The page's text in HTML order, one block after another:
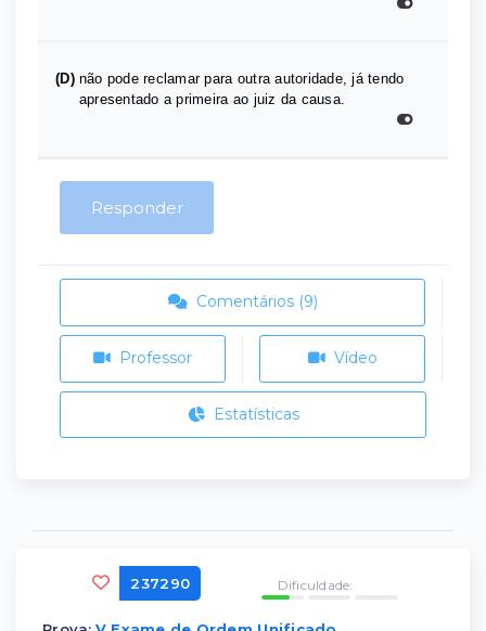
(D) não pode reclamar para outra autoridade, já tendo
apresentado a primeira ao juiz da causa.
Responder
Comentários (9)
Professor Vídeo
Estatísticas
237290 Dificuldade: